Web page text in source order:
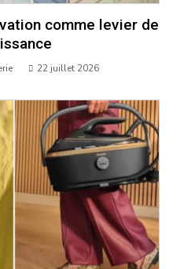
comme levier de
22 juillet 2026